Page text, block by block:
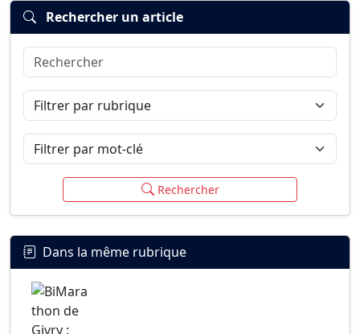
Connexion
Rechercher un article
Rechercher
Filtrer par rubrique
Filtrer par mot-clé
Rechercher
Dans la même rubrique